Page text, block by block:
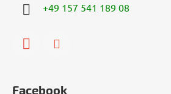
+49 157 541 189 08
Facebook